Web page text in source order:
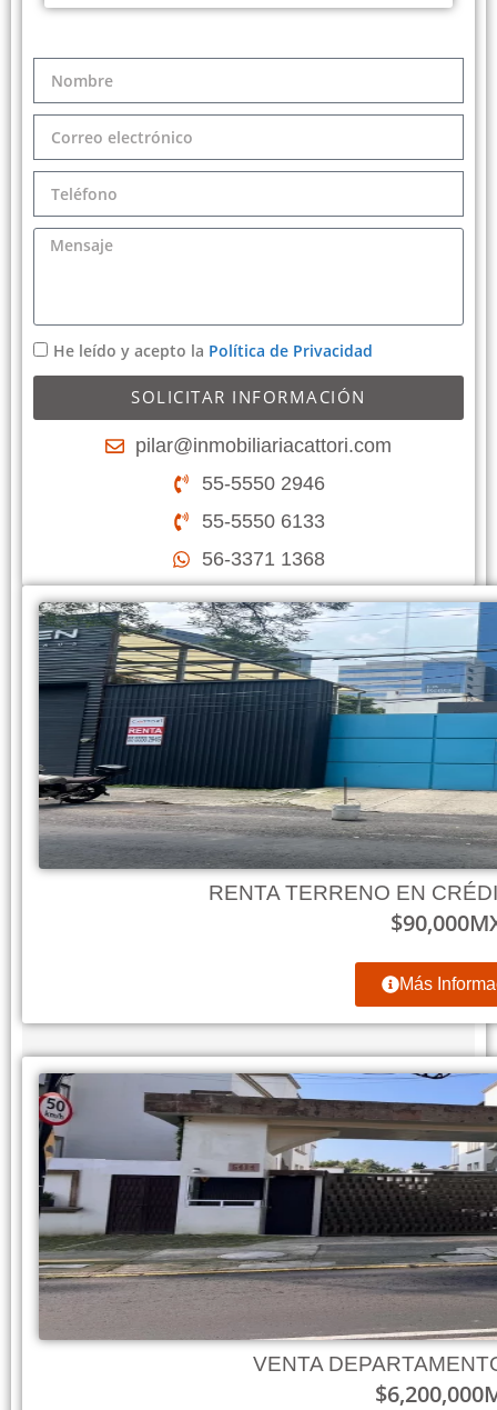
He leído y acepto la Política de Privacidad
SOLICITAR INFORMACIÓN
pilar@inmobiliariacattori.com
55-5550 2946
55-5550 6133
56-3371 1368
RENTA TERRENO EN
$90,000
Más
VENTA
$6,200,000